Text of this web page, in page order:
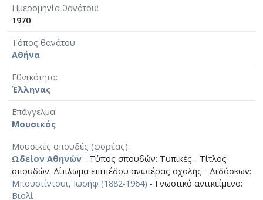
Ημερομηνία θανάτου
1970
Τόπος θανάτου
Αθήνα
Εθνικότητα
Έλληνας
Επάγγελμα
Μουσικός
Μουσικές σπουδές (φορέας)
Ωδείον Αθηνών - Τύπος σπουδών: Τυπικές - Τίτλος
σπουδών: Δίπλωμα επιπέδου ανωτέρας σχολής - Διδάσκων:
Μπουστίντουι, Ιωσήφ (1882-1964) - Γνωστικό αντικείμενο:
Βιολί